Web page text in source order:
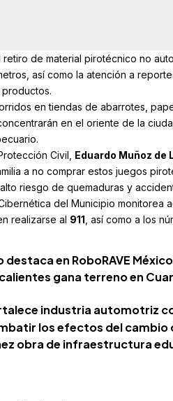
de material pirotécnico no
así como la atención a
en tiendas de abarrotes,
en el oriente de la
Civil, Eduardo Muñoz de
a no comprar estos juegos
riesgo de quemaduras y
del Municipio monitorea
realizarse al 911 , así como a los
en RoboRAVE
gana terreno en
industria automotriz
los efectos del cambio
obra de infraestructura